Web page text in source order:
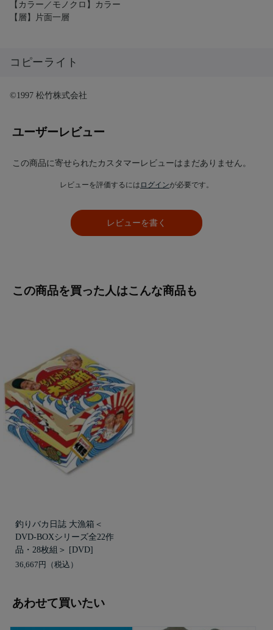
【カラー／モノクロ】カラー
【層】片面一層
コピーライト
©1997 松竹株式会社
ユーザーレビュー
この商品に寄せられたカスタマーレビューはまだありません。
レビューを評価するには ログインが必要です。
レビューを書く
この商品を買った人はこんな商品も
釣りバカ日誌 大漁箱＜
DVD-BOXシリーズ全22作
品・28枚組＞ [DVD]
36,667円
あわせて買いたい